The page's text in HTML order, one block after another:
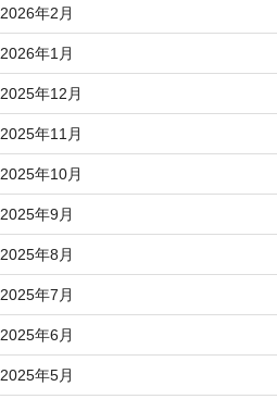
2026年2月
2026年1月
2025年12月
2025年11月
2025年10月
2025年9月
2025年8月
2025年7月
2025年6月
2025年5月